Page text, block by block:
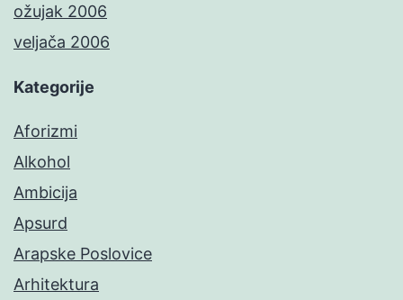
ožujak 2006
veljača 2006
Kategorije
Aforizmi
Alkohol
Ambicija
Apsurd
Arapske Poslovice
Arhitektura